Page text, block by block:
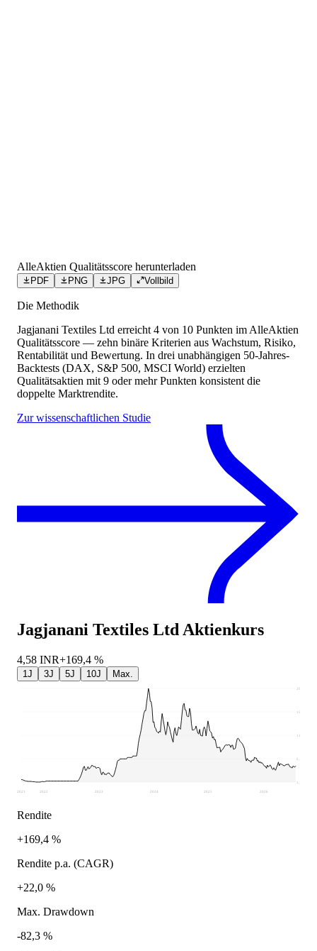
AlleAktien Qualitätsscore herunterladen
PDF PNG JPG Vollbild
Die Methodik
Jagjanani Textiles Ltd erreicht 4 von 10 Punkten im AlleAktien
Qualitätsscore — zehn binäre Kriterien aus Wachstum, Risiko,
Rentabilität und Bewertung. In drei unabhängigen 50-Jahres-
Backtests (DAX, S&P 500, MSCI World) erzielten
Qualitätsaktien mit 9 oder mehr Punkten konsistent die
doppelte Marktrendite.
Zur wissenschaftlichen Studie
Jagjanani Textiles Ltd Aktienkurs
4,58 INR+169,4 %
1J 3J 5J 10J Max.
1,18
6,12
11,06
15,99
20,93
2021 2022 2023 2024 2025 2026
Rendite
+169,4 %
Rendite p.a. (CAGR)
+22,0 %
Max. Drawdown
-82,3 %